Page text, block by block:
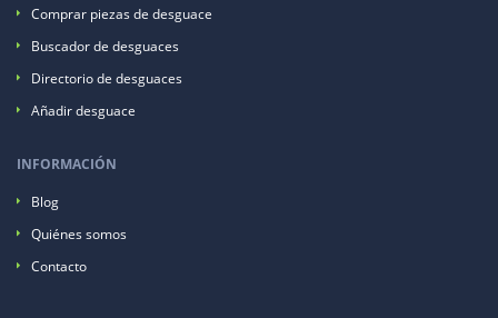
Comprar piezas de desguace
Buscador de desguaces
Directorio de desguaces
Añadir desguace
INFORMACIÓN
Blog
Quiénes somos
Contacto